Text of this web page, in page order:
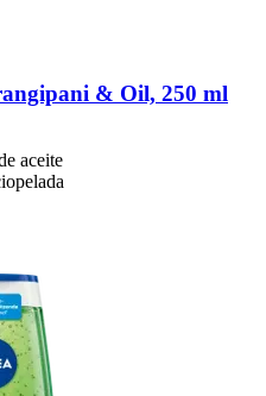
& Oil, 250 ml
aceite